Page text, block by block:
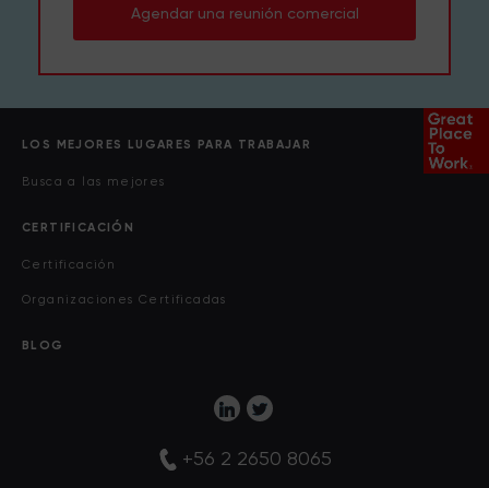
Agendar una reunión comercial
LOS MEJORES LUGARES PARA TRABAJAR
Busca a las mejores
CERTIFICACIÓN
Certificación
Organizaciones Certificadas
BLOG
+56 2 2650 8065